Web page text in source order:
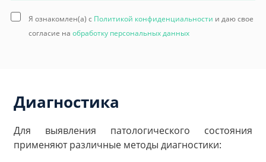
Я ознакомлен(а) с Политикой конфиденциальности и даю свое
согласие на обработку персональных данных
Диагностика
Для выявления патологического состояния
применяют различные методы диагностики: